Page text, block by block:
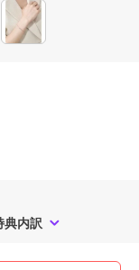
典内訳